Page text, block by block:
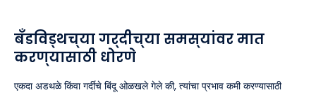
बँडविड्थच्या गर्दीच्या समस्यांवर मात
करण्यासाठी धोरणे
एकदा अडथळे किंवा गर्दीचे बिंदू ओळखले गेले की, त्यांचा प्रभाव कमी करण्यासाठी